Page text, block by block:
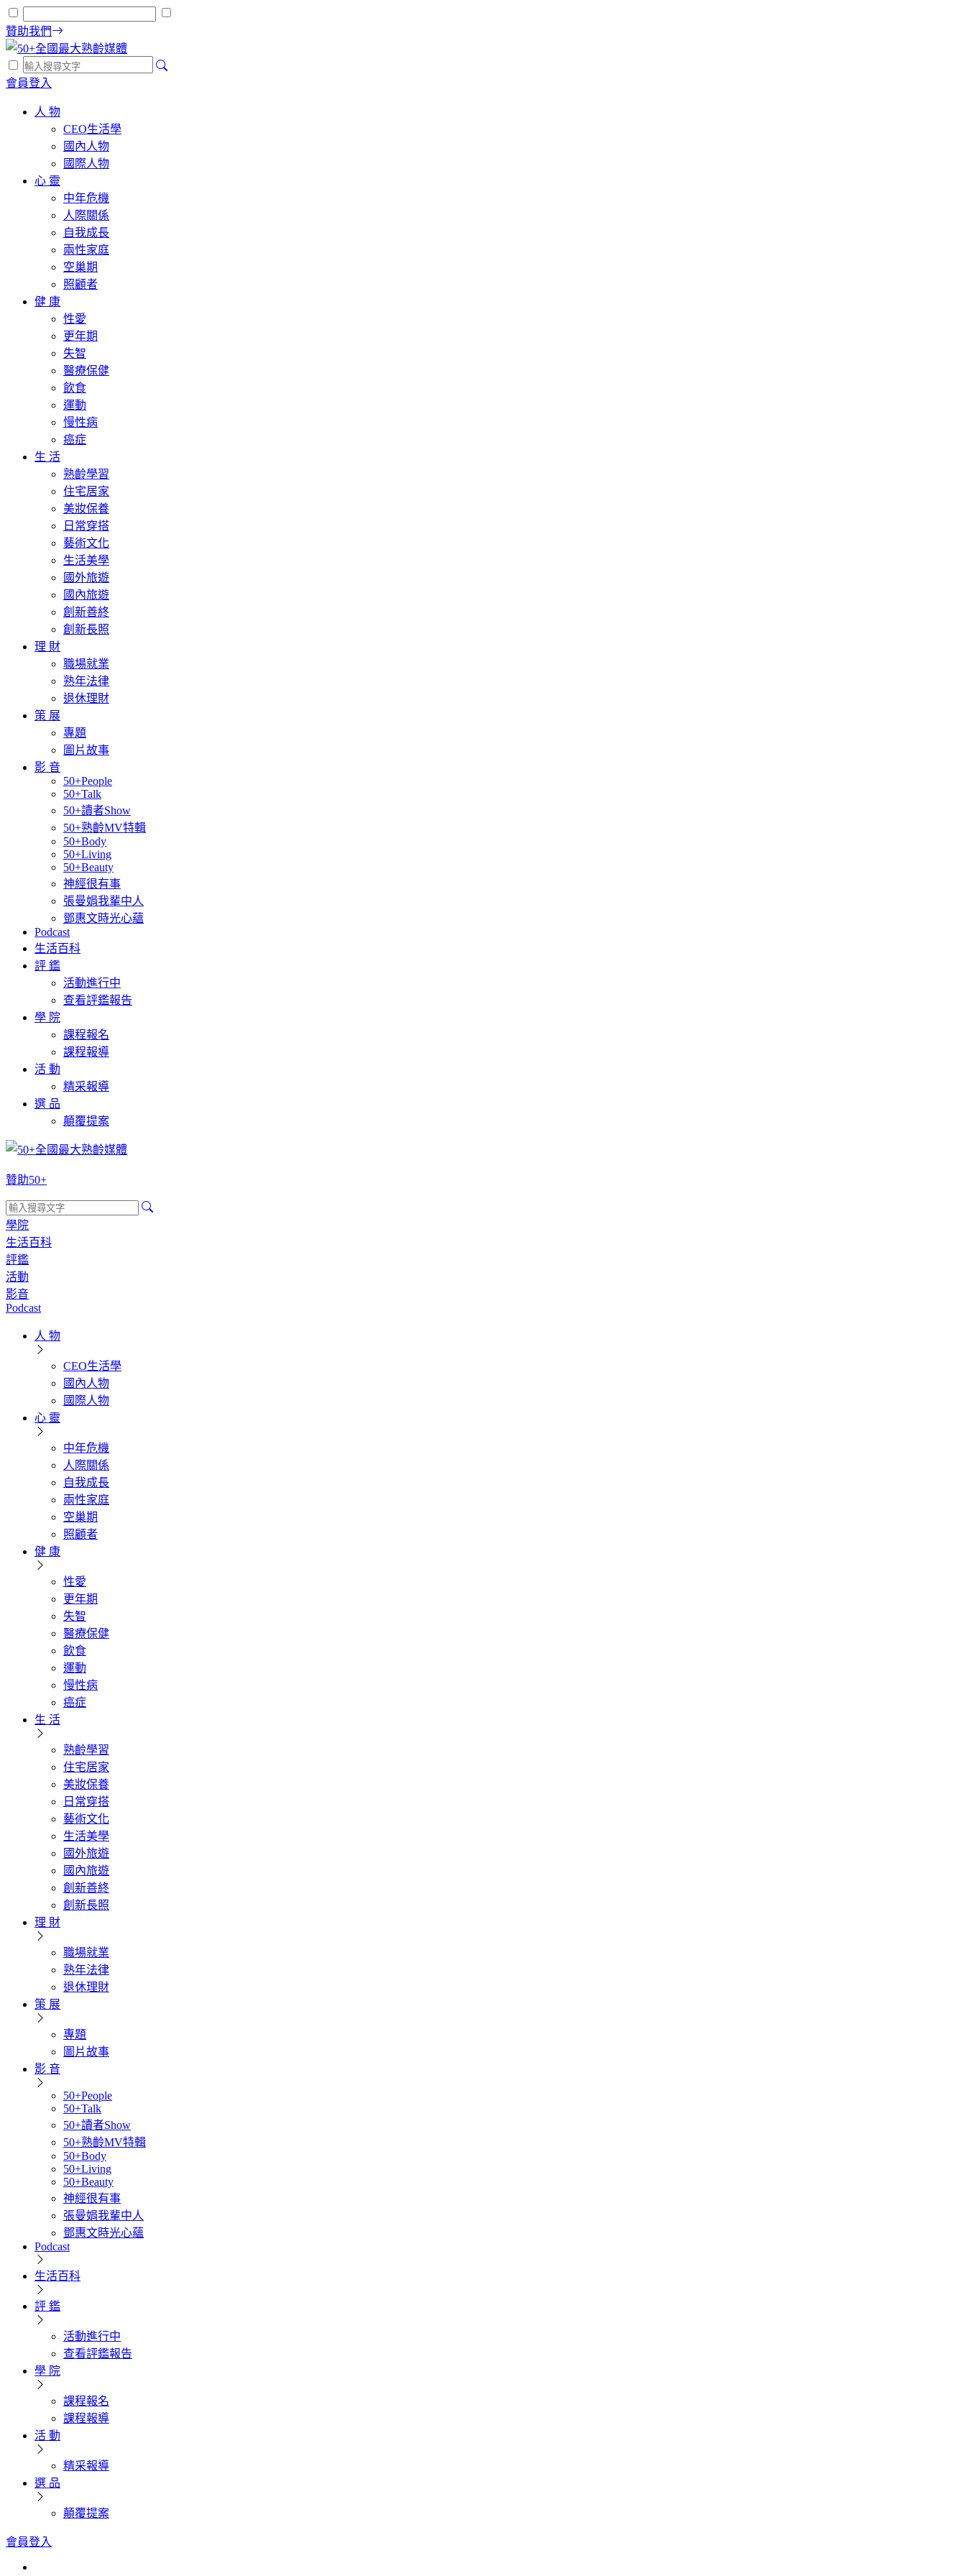
贊助我們
會員登入
人 物
CEO生活學
國內人物
國際人物
心 靈
中年危機
人際關係
自我成長
兩性家庭
空巢期
照顧者
健 康
性愛
更年期
失智
醫療保健
飲食
運動
慢性病
癌症
生 活
熟齡學習
住宅居家
美妝保養
日常穿搭
藝術文化
生活美學
國外旅遊
國內旅遊
創新善終
創新長照
理 財
職場就業
熟年法律
退休理財
策 展
專題
圖片故事
影 音
50+People
50+Talk
50+讀者Show
50+熟齡MV特輯
50+Body
50+Living
50+Beauty
神經很有事
張曼娟我輩中人
鄧惠文時光心蘊
Podcast
生活百科
評 鑑
活動進行中
查看評鑑報告
學 院
課程報名
課程報導
活 動
精采報導
選 品
顛覆提案
贊助50+
學院
生活百科
評鑑
活動
影音
Podcast
人 物
CEO生活學
國內人物
國際人物
心 靈
中年危機
人際關係
自我成長
兩性家庭
空巢期
照顧者
健 康
性愛
更年期
失智
醫療保健
飲食
運動
慢性病
癌症
生 活
熟齡學習
住宅居家
美妝保養
日常穿搭
藝術文化
生活美學
國外旅遊
國內旅遊
創新善終
創新長照
理 財
職場就業
熟年法律
退休理財
策 展
專題
圖片故事
影 音
50+People
50+Talk
50+讀者Show
50+熟齡MV特輯
50+Body
50+Living
50+Beauty
神經很有事
張曼娟我輩中人
鄧惠文時光心蘊
Podcast
生活百科
評 鑑
活動進行中
查看評鑑報告
學 院
課程報名
課程報導
活 動
精采報導
選 品
顛覆提案
會員登入